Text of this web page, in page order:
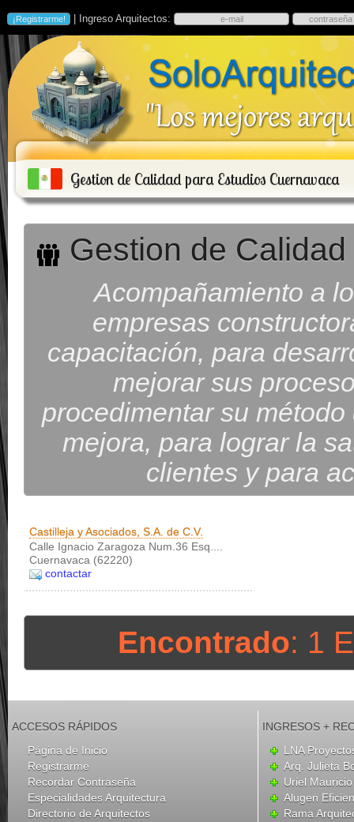
| Ingreso Arquitectos:
Gestion de Calidad para Estudios Cuernavaca
Gestion de
Acompañamiento a
empresas
capacitación, para
mejorar sus
procedimentar su
mejora, para lograr la
clientes y para
Castilleja y Asociados, S.A. de C.V.
Calle Ignacio Zaragoza Num.36 Esq....
Cuernavaca (62220)
contactar
Encontrado: 1
ACCESOS RÁPIDOS
Página de Inicio
Registrarme
Recordar Contraseña
Especialidades Arquitectura
Directorio de Arquitectos
INGRESOS +
LNA
Arq. Julieta
Uriel
Alugen
Rama